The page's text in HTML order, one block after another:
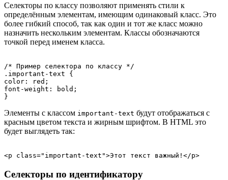
Селекторы по классу позволяют применять стили к
определённым элементам, имеющим одинаковый класс. Это
более гибкий способ, так как один и тот же класс можно
назначить нескольким элементам. Классы обозначаются
точкой перед именем класса.
/* Пример селектора по классу */
.important-text {
color: red;
font-weight: bold;
Элементы с классом important-text будут отображаться с
красным цветом текста и жирным шрифтом. В HTML это
будет выглядеть так:
Селекторы по идентификатору